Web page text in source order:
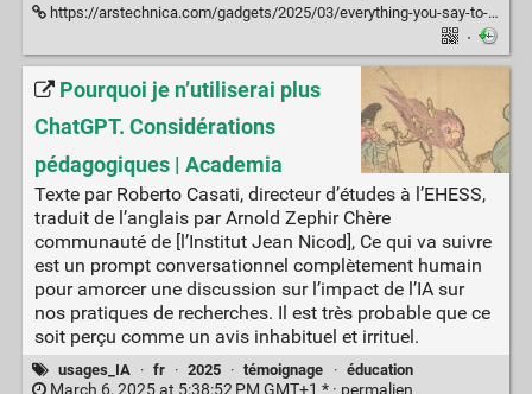
https://arstechnica.com/gadgets/2025/03/everything-you-say-to-your-echo-will-be-sent-to-amazon-starting-on-march-28/
·
Pourquoi je n’utiliserai plus
ChatGPT. Considérations
pédagogiques | Academia
Texte par Roberto Casati, directeur d’études à l’EHESS,
traduit de l’anglais par Arnold Zephir Chère
communauté de [l’Institut Jean Nicod], Ce qui va suivre
est un prompt conversationnel complètement humain
pour amorcer une discussion sur l’impact de l’IA sur
nos pratiques de recherches. Il est très probable que ce
soit perçu comme un avis inhabituel et irrituel.
usages_IA · fr · 2025 · témoignage · éducation